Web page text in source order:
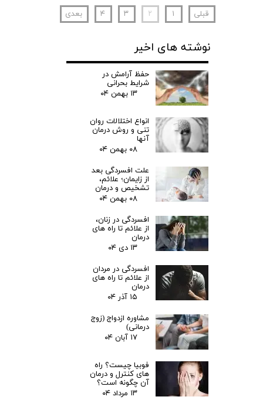
قبلی ۱ ۲ ۳ ۴ بعدی
نوشته های اخیر
حفظ آرامش در
شرایط بحرانی
۱۳ بهمن ۰۴
انواع اختلالات روان
تنی و روش درمان
آنها
۰۸ بهمن ۰۴
علت افسردگی بعد
از زایمان؛ علائم،
تشخیص و درمان
۰۸ بهمن ۰۴
افسردگی در زنان،
از علائم تا راه های
درمان
۱۳ دی ۰۴
افسردگی در مردان
از علائم تا راه های
درمان
۱۵ آذر ۰۴
مشاوره ازدواج (زوج
درمانی)
۱۷ آبان ۰۴
فوبیا چیست؟ راه
های کنترل و درمان
آن چگونه است؟
۱۳ مرداد ۰۴